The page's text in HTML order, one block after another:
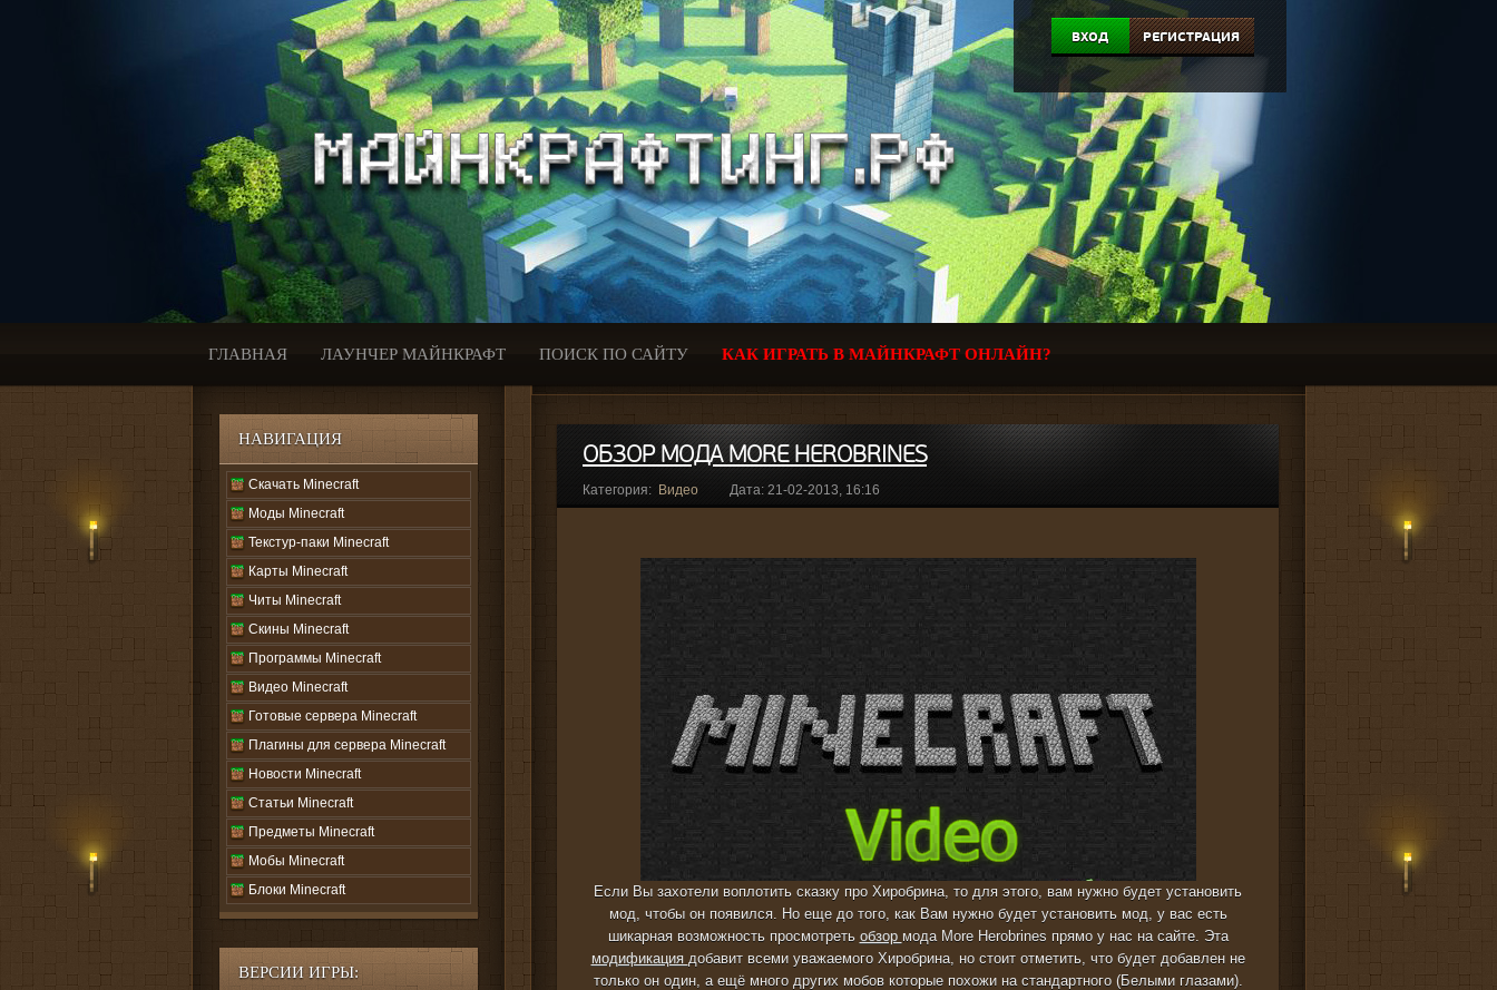
ВХОД РЕГИСТРАЦИЯ
ГЛАВНАЯ ЛАУНЧЕР МАЙНКРАФТ ПОИСК ПО САЙТУ КАК ИГРАТЬ В МАЙНКРАФТ ОНЛАЙН?
НАВИГАЦИЯ
Скачать Minecraft
Моды Minecraft
Текстур-паки Minecraft
Карты Minecraft
Читы Minecraft
Скины Minecraft
Программы Minecraft
Видео Minecraft
Готовые сервера Minecraft
Плагины для сервера Minecraft
Новости Minecraft
Статьи Minecraft
Предметы Minecraft
Мобы Minecraft
Блоки Minecraft
ВЕРСИИ ИГРЫ:
ОБЗОР МОДА MORE HEROBRINES
Категория: Видео Дата: 21-02-2013, 16:16
Если Вы захотели воплотить сказку про Хиробрина, то для этого, вам нужно будет установить
мод, чтобы он появился. Но еще до того, как Вам нужно будет установить мод, у вас есть
шикарная возможность просмотреть обзор мода More Herobrines прямо у нас на сайте. Эта
модификация добавит всеми уважаемого Хиробрина, но стоит отметить, что будет добавлен не
только он один, а ещё много других мобов которые похожи на стандартного (Белыми глазами).